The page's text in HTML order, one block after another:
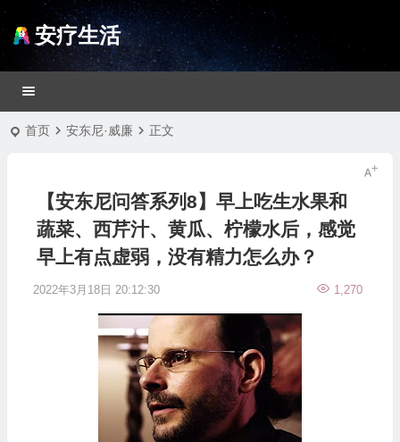
安疗生活
首页 安东尼·威廉 正文
【安东尼问答系列8】早上吃生水果和
蔬菜、西芹汁、黄瓜、柠檬水后，感觉
早上有点虚弱，没有精力怎么办？
2022年3月18日 20:12:30 1,270